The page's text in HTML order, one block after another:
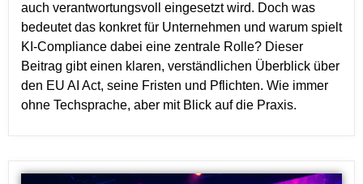
auch verantwortungsvoll eingesetzt wird. Doch was
bedeutet das konkret für Unternehmen und warum spielt
KI-Compliance dabei eine zentrale Rolle? Dieser
Beitrag gibt einen klaren, verständlichen Überblick über
den EU AI Act, seine Fristen und Pflichten. Wie immer
ohne Techsprache, aber mit Blick auf die Praxis.